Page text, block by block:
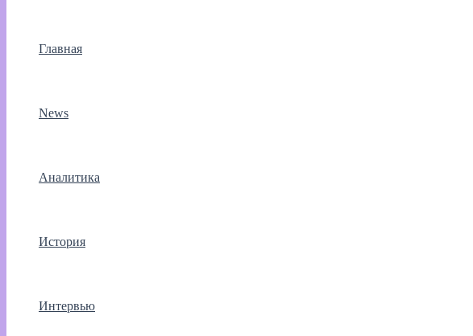
Главная
News
Аналитика
История
Интервью